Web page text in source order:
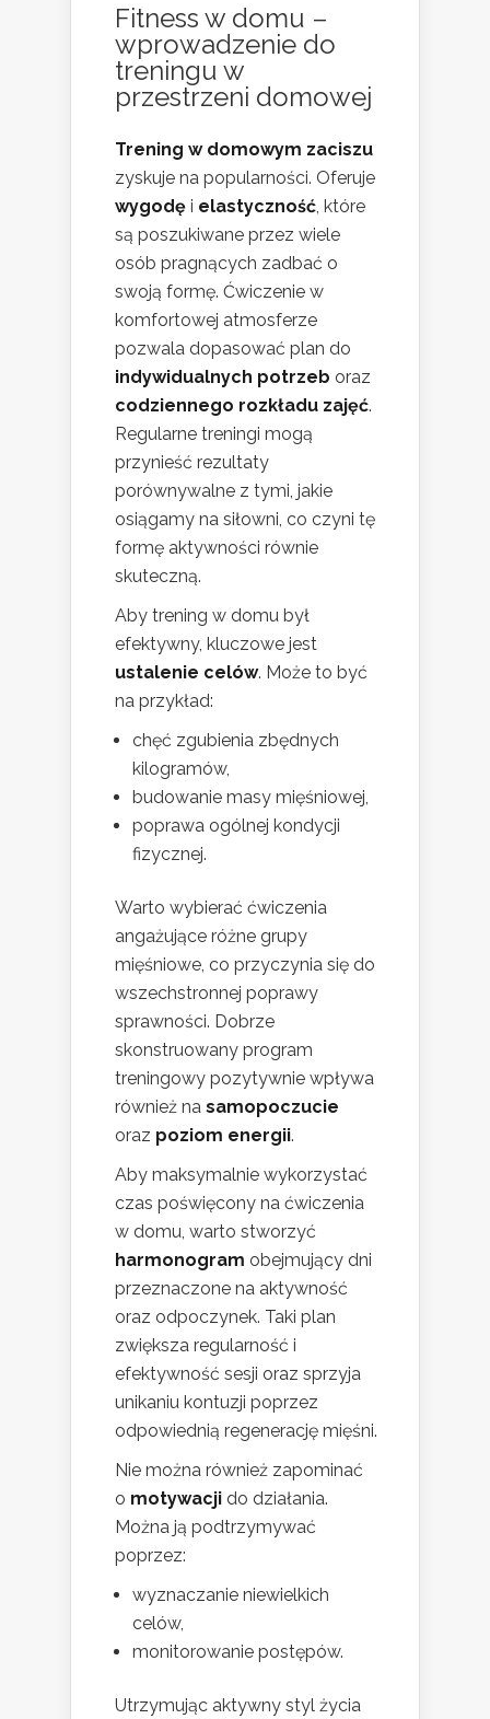
Fitness w domu –
wprowadzenie do
treningu w
przestrzeni domowej
Trening w domowym zaciszu
zyskuje na popularności. Oferuje
wygodę i elastyczność , które
są poszukiwane przez wiele
osób pragnących zadbać o
swoją formę. Ćwiczenie w
komfortowej atmosferze
pozwala dopasować plan do
indywidualnych potrzeb oraz
codziennego rozkładu zajęć.
Regularne treningi mogą
przynieść rezultaty
porównywalne z tymi, jakie
osiągamy na siłowni, co czyni tę
formę aktywności równie
skuteczną.
Aby trening w domu był
efektywny, kluczowe jest
ustalenie celów. Może to być
na przykład:
chęć zgubienia zbędnych
kilogramów,
budowanie masy mięśniowej,
poprawa ogólnej kondycji
fizycznej.
Warto wybierać ćwiczenia
angażujące różne grupy
mięśniowe, co przyczynia się do
wszechstronnej poprawy
sprawności. Dobrze
skonstruowany program
treningowy pozytywnie wpływa
również na samopoczucie
oraz poziom energii.
Aby maksymalnie wykorzystać
czas poświęcony na ćwiczenia
w domu, warto stworzyć
harmonogram obejmujący dni
przeznaczone na aktywność
oraz odpoczynek. Taki plan
zwiększa regularność i
efektywność sesji oraz sprzyja
unikaniu kontuzji poprzez
odpowiednią regenerację mięśni.
Nie można również zapominać
o motywacji do działania.
Można ją podtrzymywać
poprzez:
wyznaczanie niewielkich
celów,
monitorowanie postępów.
Utrzymując aktywny styl życia